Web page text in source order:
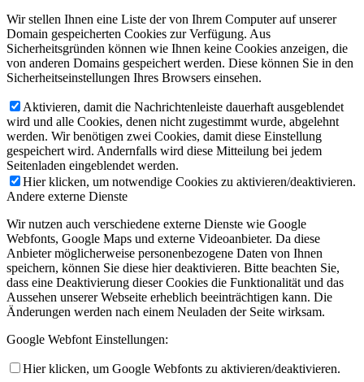
Wir stellen Ihnen eine Liste der von Ihrem Computer auf unserer
Domain gespeicherten Cookies zur Verfügung. Aus
Sicherheitsgründen können wie Ihnen keine Cookies anzeigen, die
von anderen Domains gespeichert werden. Diese können Sie in den
Sicherheitseinstellungen Ihres Browsers einsehen.
Aktivieren, damit die Nachrichtenleiste dauerhaft ausgeblendet
wird und alle Cookies, denen nicht zugestimmt wurde, abgelehnt
werden. Wir benötigen zwei Cookies, damit diese Einstellung
gespeichert wird. Andernfalls wird diese Mitteilung bei jedem
Seitenladen eingeblendet werden.
Hier klicken, um notwendige Cookies zu aktivieren/deaktivieren.
Andere externe Dienste
Wir nutzen auch verschiedene externe Dienste wie Google
Webfonts, Google Maps und externe Videoanbieter. Da diese
Anbieter möglicherweise personenbezogene Daten von Ihnen
speichern, können Sie diese hier deaktivieren. Bitte beachten Sie,
dass eine Deaktivierung dieser Cookies die Funktionalität und das
Aussehen unserer Webseite erheblich beeinträchtigen kann. Die
Änderungen werden nach einem Neuladen der Seite wirksam.
Google Webfont Einstellungen:
Hier klicken, um Google Webfonts zu aktivieren/deaktivieren.